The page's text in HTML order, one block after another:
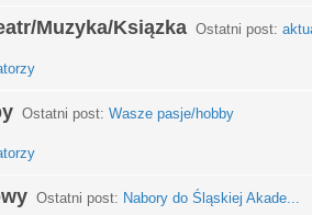
Muzyka/Ksiązka Ostatni post:
Ostatni post: Wasze pasje/hobby
Ostatni post: Nabory do Śląskiej Akade...